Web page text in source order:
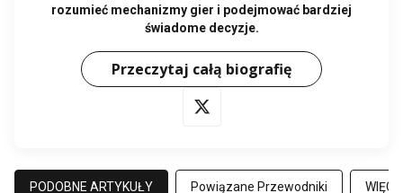
rozumieć mechanizmy gier i podejmować bardziej
świadome decyzje.
Przeczytaj całą biografię
PODOBNE ARTYKUŁY Powiązane Przewodniki